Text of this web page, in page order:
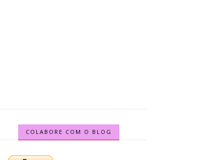
COLABORE COM O BLOG